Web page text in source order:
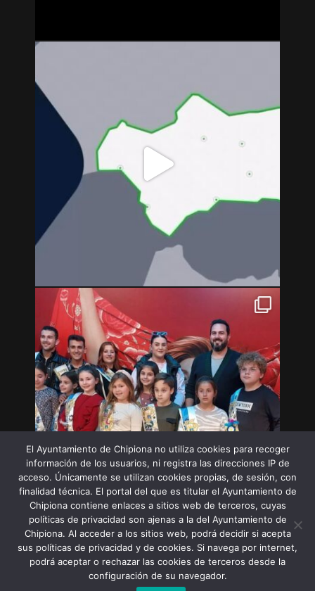
Síguenos en Instagram
El Ayuntamiento de Chipiona no utiliza cookies para recoger
información de los usuarios, ni registra las direcciones IP de
acceso. Únicamente se utilizan cookies propias, de sesión, con
finalidad técnica. El portal del que es titular el Ayuntamiento de
Chipiona contiene enlaces a sitios web de terceros, cuyas
políticas de privacidad son ajenas a la del Ayuntamiento de
Chipiona. Al acceder a los sitios web, podrá decidir si acepta
sus políticas de privacidad y de cookies. Si navega por internet,
podrá aceptar o rechazar las cookies de terceros desde la
configuración de su navegador.